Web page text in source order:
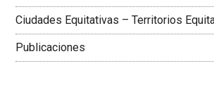
Ciudades Equitativas – Territorios
Publicaciones